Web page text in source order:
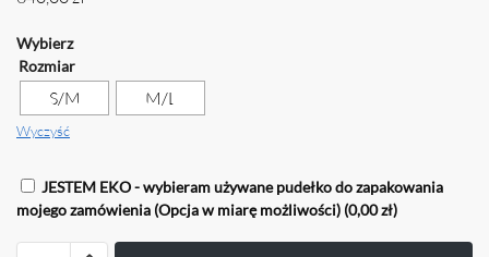
Rozmiar
S/M M/L
Wyczyść
JESTEM EKO - wybieram używane pudełko do zapakowania
mojego zamówienia (Opcja w miarę możliwości) (0,00 zł)